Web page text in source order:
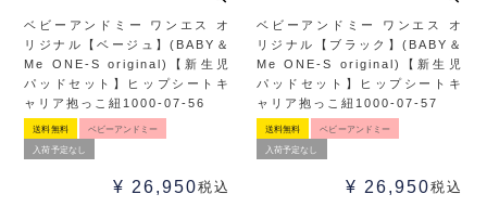
ベビーアンドミー ワンエス オ
リジナル【ベージュ】(BABY＆
Me ONE-S original)【新生児
パッドセット】ヒップシートキ
ャリア抱っこ紐1000-07-56
送料無料 ベビーアンドミー
入荷予定なし
¥ 26,950税込
ベビーアンドミー ワンエス オ
リジナル【ブラック】(BABY＆
Me ONE-S original)【新生児
パッドセット】ヒップシートキ
ャリア抱っこ紐1000-07-57
送料無料 ベビーアンドミー
入荷予定なし
¥ 26,950税込